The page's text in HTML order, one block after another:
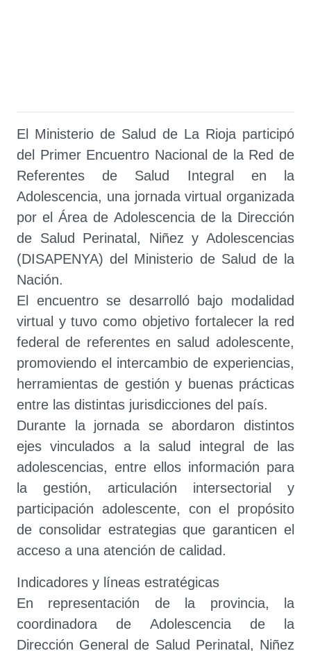
El Ministerio de Salud de La Rioja participó
del Primer Encuentro Nacional de la Red de
Referentes de Salud Integral en la
Adolescencia, una jornada virtual organizada
por el Área de Adolescencia de la Dirección
de Salud Perinatal, Niñez y Adolescencias
(DISAPENYA) del Ministerio de Salud de la
Nación.
El encuentro se desarrolló bajo modalidad
virtual y tuvo como objetivo fortalecer la red
federal de referentes en salud adolescente,
promoviendo el intercambio de experiencias,
herramientas de gestión y buenas prácticas
entre las distintas jurisdicciones del país.
Durante la jornada se abordaron distintos
ejes vinculados a la salud integral de las
adolescencias, entre ellos información para
la gestión, articulación intersectorial y
participación adolescente, con el propósito
de consolidar estrategias que garanticen el
acceso a una atención de calidad.
Indicadores y líneas estratégicas
En representación de la provincia, la
coordinadora de Adolescencia de la
Dirección General de Salud Perinatal, Niñez